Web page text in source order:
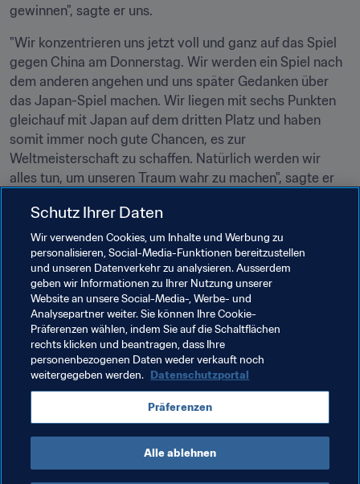
gewinnen", sagte er uns.
"Wir konzentrieren uns jetzt voll und ganz auf das Spiel
gegen China am Donnerstag. Wir werden ein Spiel nach
dem anderen angehen und uns später Gedanken über
das Japan-Spiel machen. Wir liegen mit sechs Punkten
gleichauf mit Japan auf dem dritten Platz und haben
somit immer noch gute Chancen, es zur
Weltmeisterschaft zu schaffen. Natürlich werden wir
alles tun, um unseren Traum wahr zu machen", sagte er
Kann Al Sabhi nach seiner enormen Wandlung vom Fan
zum Nationalspieler seinen bemerkenswerten Weg
fortsetzen und Oman zur ersten Teilnahme an einer
Weltmeisterschaft führen?
Verwandte Themen
FIFA Fussball-Weltmeisterschaft Katar 2022™
Oman AFC
Schutz Ihrer Daten
Wir verwenden Cookies, um Inhalte und Werbung zu
personalisieren, Social-Media-Funktionen bereitzustellen
und unseren Datenverkehr zu analysieren. Ausserdem
geben wir Informationen zu Ihrer Nutzung unserer
Website an unsere Social-Media-, Werbe- und
Analysepartner weiter. Sie können Ihre Cookie-
Präferenzen wählen, indem Sie auf die Schaltflächen
rechts klicken und beantragen, dass Ihre
personenbezogenen Daten weder verkauft noch
weitergegeben werden. Datenschutzportal
Präferenzen
Alle ablehnen